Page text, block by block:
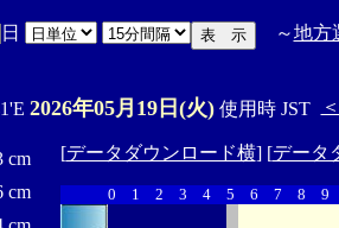
日 ～地方
2026年05月19日(火)使用時 JST
cm
cm
[データダウンロード横] [データ
0 1 2 3 4 5 6 7 8 9